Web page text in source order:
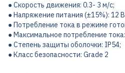
● Скорость движения: 0.3- 3 м/c;
● Напряжение питания (±15%): 12 В
● Потребление тока в режиме
● Максимальное потребление
● Степень защиты оболочки: IP54;
● Класс безопасности: Grade 2